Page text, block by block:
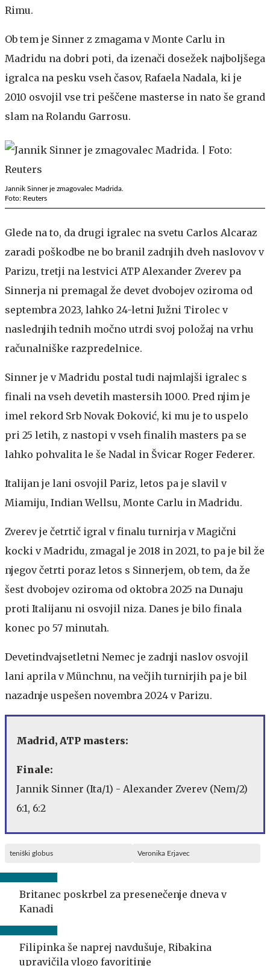
Rimu.
Ob tem je Sinner z zmagama v Monte Carlu in
Madridu na dobri poti, da izenači dosežek najboljšega
igralca na pesku vseh časov, Rafaela Nadala, ki je
2010 osvojil vse tri peščene masterse in nato še grand
slam na Rolandu Garrosu.
Jannik Sinner je zmagovalec Madrida.
Foto: Reuters
Glede na to, da drugi igralec na svetu Carlos Alcaraz
zaradi poškodbe ne bo branil zadnjih dveh naslovov v
Parizu, tretji na lestvici ATP Alexander Zverev pa
Sinnerja ni premagal že devet dvobojev oziroma od
septembra 2023, lahko 24-letni Južni Tirolec v
naslednjih tednih močno utrdi svoj položaj na vrhu
računalniške razpredelnice.
Sinner je v Madridu postal tudi najmlajši igralec s
finali na vseh devetih mastersih 1000. Pred njim je
imel rekord Srb Novak Đoković, ki mu je to uspelo
pri 25 letih, z nastopi v vseh finalih masters pa se
lahko pohvalita le še Nadal in Švicar Roger Federer.
Italijan je lani osvojil Pariz, letos pa je slavil v
Miamiju, Indian Wellsu, Monte Carlu in Madridu.
Zverev je četrtič igral v finalu turnirja v Magični
kocki v Madridu, zmagal je 2018 in 2021, to pa je bil že
njegov četrti poraz letos s Sinnerjem, ob tem, da že
šest dvobojev oziroma od oktobra 2025 na Dunaju
proti Italijanu ni osvojil niza. Danes je bilo finala
konec po 57 minutah.
Devetindvajsetletni Nemec je zadnji naslov osvojil
lani aprila v Münchnu, na večjih turnirjih pa je bil
nazadnje uspešen novembra 2024 v Parizu.
Madrid, ATP masters:
Finale:
Jannik Sinner (Ita/1) - Alexander Zverev (Nem/2)
6:1, 6:2
teniški globus Veronika Erjavec
Britanec poskrbel za presenečenje dneva v
Kanadi
Filipinka še naprej navdušuje, Ribakina
upravičila vlogo favoritinje